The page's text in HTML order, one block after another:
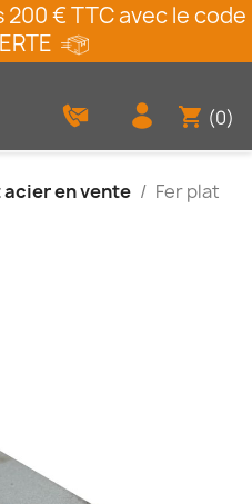
€ TTC avec le code
shopping_cart (0)
acier en vente
Fer plat